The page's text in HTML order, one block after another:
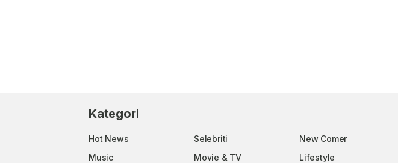
Kategori
Hot News Selebriti
New Comer
Music
Movie & TV
Lifestyle